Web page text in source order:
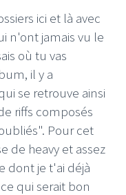
ici et là avec
n'ont jamais vu le
où tu vas
il y a
se retrouve ainsi
riffs composés
Pour cet
de heavy et assez
dont je t'ai déjà
qui serait bon